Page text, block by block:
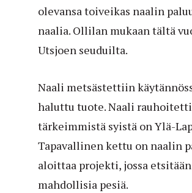
olevansa toiveikas naalin
naalia. Ollilan mukaan tältä
Utsjoen seuduilta.
Naali metsästettiin
haluttu tuote. Naali
tärkeimmistä syistä on Ylä-
Tapavallinen kettu on naalin
aloittaa projekti, jossa
mahdollisia pesiä.